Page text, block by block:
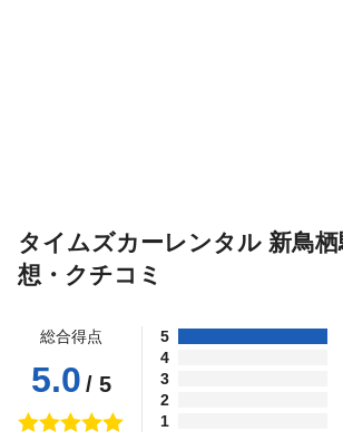
タイムズカーレンタル 新鳥
想・クチコミ
総合得点
5.0 / 5
5
4
3
2
1